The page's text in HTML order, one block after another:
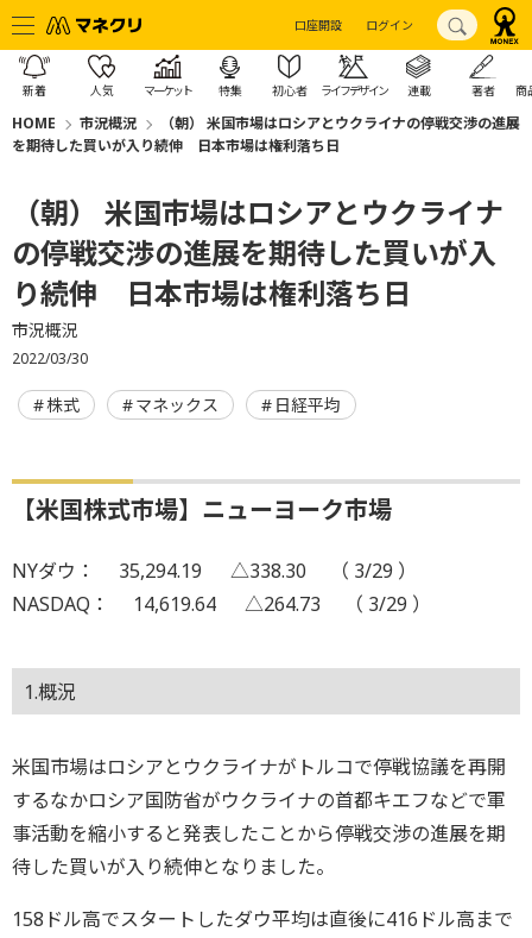
口座開設 ログイン
新着 人気 マーケット 特集 初心者 ライフデザイン 連載 著者 商
HOME 市況概況
（朝） 米国市場はロシアとウクライナの停戦交渉の進展
を期待した買いが入り続伸 日本市場は権利落ち日
（朝） 米国市場はロシアとウクライナ
の停戦交渉の進展を期待した買いが入
り続伸 日本市場は権利落ち日
市況概況
2022/03/30
株式 マネックス 日経平均
【米国株式市場】ニューヨーク市場
NYダウ： 35,294.19 △338.30 （ 3/29 ）
NASDAQ： 14,619.64 △264.73 （ 3/29 ）
1.概況
米国市場はロシアとウクライナがトルコで停戦協議を再開
するなかロシア国防省がウクライナの首都キエフなどで軍
事活動を縮小すると発表したことから停戦交渉の進展を期
待した買いが入り続伸となりました。
158ドル高でスタートしたダウ平均は直後に416ドル高まで